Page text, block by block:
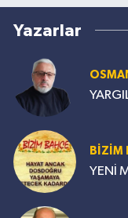
Yazarlar
BİZİM
YENİ